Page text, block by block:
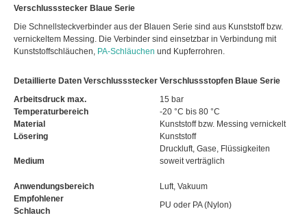
Verschlussstecker Blaue Serie
Die Schnellsteckverbinder aus der Blauen Serie sind aus Kunststoff bzw.
vernickeltem Messing. Die Verbinder sind einsetzbar in Verbindung mit
Kunststoffschläuchen, PA-Schläuchen und Kupferrohren.
Detaillierte Daten Verschlussstecker Verschlussstopfen Blaue Serie
Arbeitsdruck max.
15 bar
Temperaturbereich
-20 °C bis 80 °C
Material
Kunststoff bzw. Messing vernickelt
Lösering
Kunststoff
Medium
Druckluft, Gase, Flüssigkeiten
soweit verträglich
Anwendungsbereich
Luft, Vakuum
Empfohlener
Schlauch
PU oder PA (Nylon)